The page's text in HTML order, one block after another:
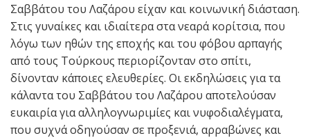
Σαββάτου του Λαζάρου είχαν και κοινωνική διάσταση.
Στις γυναίκες και ιδιαίτερα στα νεαρά κορίτσια, που
λόγω των ηθών της εποχής και του φόβου αρπαγής
από τους Τούρκους περιορίζονταν στο σπίτι,
δίνονταν κάποιες ελευθερίες. Οι εκδηλώσεις για τα
κάλαντα του Σαββάτου του Λαζάρου αποτελούσαν
ευκαιρία για αλληλογνωριμίες και νυφοδιαλέγματα,
που συχνά οδηγούσαν σε προξενιά, αρραβώνες και